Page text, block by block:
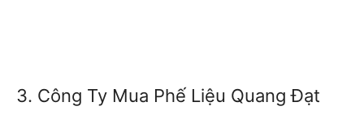
3. Công Ty Mua Phế Liệu Quang Đạt